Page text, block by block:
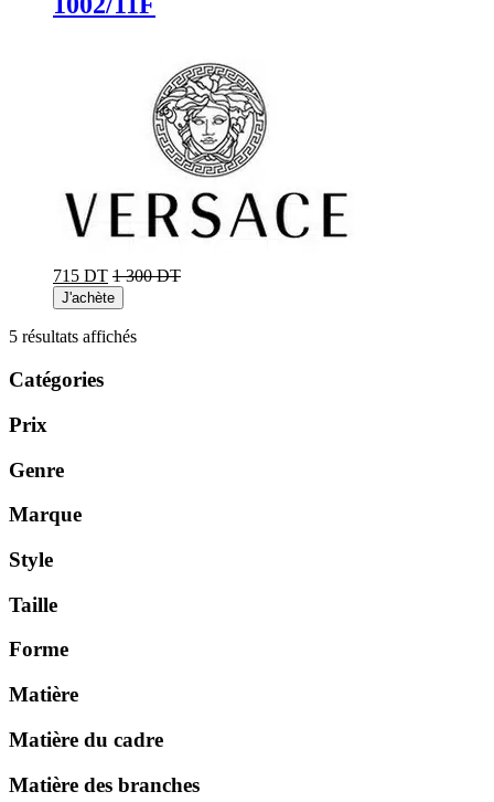
715 DT 1 300 DT
J'achète
5 résultats affichésTrié
Catégories
Prix
Genre
Marque
Style
Taille
Forme
Matière
Matière du cadre
Matière des branches